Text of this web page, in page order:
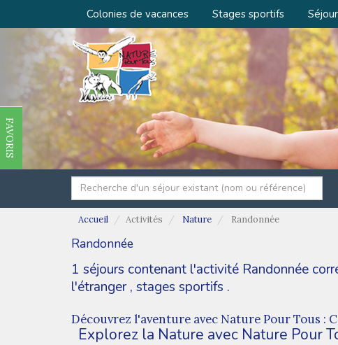
Colonies de vacances Stages sportifs
FAVORIS
Accueil Activités Nature Randonnée
Randonnée
1 séjours contenant l'activité Randonnée
l'étranger, stages sportifs .
Découvrez l'aventure avec Nature Pour Tous :
Explorez la Nature avec Nature Pour